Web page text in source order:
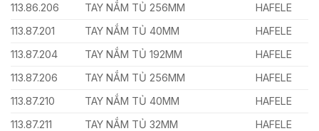
113.86.206
TAY NẮM TỦ 256MM
HAFELE
113.87.201
TAY NẮM TỦ 40MM
HAFELE
113.87.204
TAY NẮM TỦ 192MM
HAFELE
113.87.206
TAY NẮM TỦ 256MM
HAFELE
113.87.210
TAY NẮM TỦ 40MM
HAFELE
113.87.211
TAY NẮM TỦ 32MM
HAFELE